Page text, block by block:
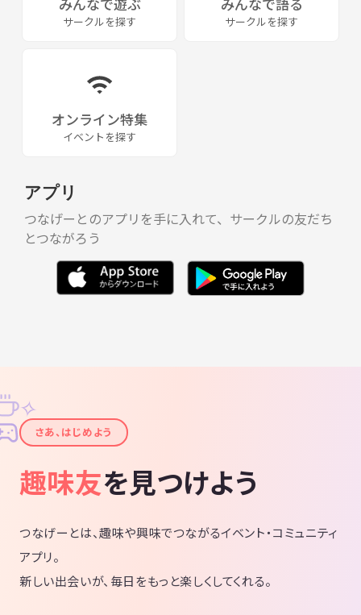
サークルを探す サークルを探す
オンライン特集
イベントを探す
アプリ
つなげーとのアプリを手に入れて、サークルの友だち
とつながろう
✦
✧
さあ、はじめよう
趣味友を見つけよう
つなげーとは、趣味や興味でつながるイベント・コミュニティ
アプリ。
新しい出会いが、毎日をもっと楽しくしてくれる。